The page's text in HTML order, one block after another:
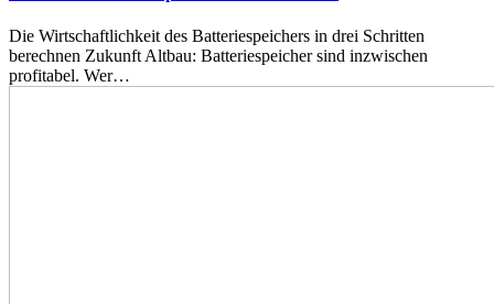
Die Wirtschaftlichkeit des Batteriespeichers in drei Schritten
berechnen Zukunft Altbau: Batteriespeicher sind inzwischen
profitabel. Wer…